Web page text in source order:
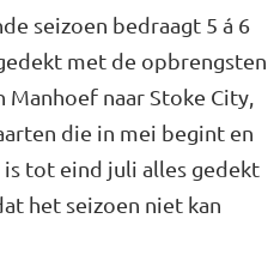
seizoen bedraagt 5 á 6
met de opbrengsten
naar Stoke City,
die in mei begint en
tot eind juli alles gedekt
het seizoen niet kan